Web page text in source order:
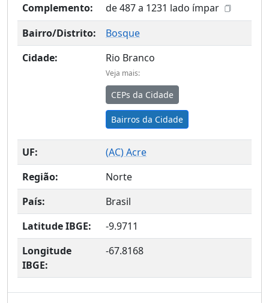
Complemento:
de 487 a 1231 lado ímpar
Bairro/Distrito:
Bosque
Cidade:
Rio Branco
Veja mais:
CEPs da Cidade
Bairros da Cidade
UF: (AC) Acre
Região:
Norte
País:
Brasil
Latitude IBGE:
-9.9711
Longitude
IBGE:
-67.8168